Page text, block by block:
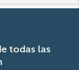
todas las